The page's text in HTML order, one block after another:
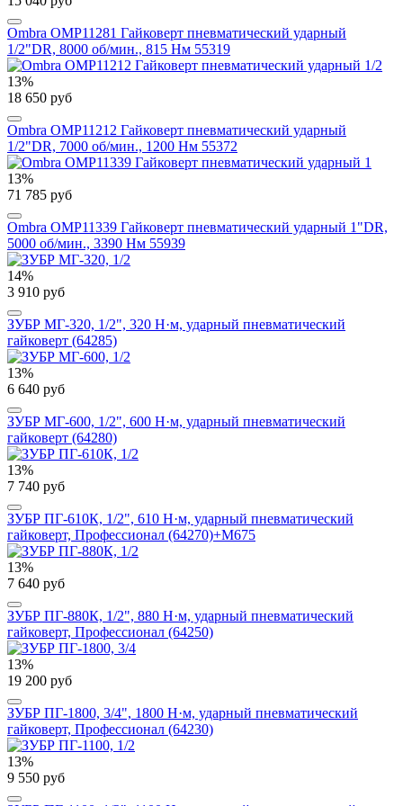
Ombra OMP11281 Гайковерт пневматический ударный
1/2"DR, 8000 об/мин., 815 Нм 55319
13%
18 650 руб
Ombra OMP11212 Гайковерт пневматический ударный
1/2"DR, 7000 об/мин., 1200 Нм 55372
13%
71 785 руб
Ombra OMP11339 Гайковерт пневматический ударный 1"DR,
5000 об/мин., 3390 Нм 55939
14%
3 910 руб
ЗУБР МГ-320, 1/2", 320 Н·м, ударный пневматический
гайковерт (64285)
13%
6 640 руб
ЗУБР МГ-600, 1/2", 600 Н·м, ударный пневматический
гайковерт (64280)
13%
7 740 руб
ЗУБР ПГ-610К, 1/2", 610 Н·м, ударный пневматический
гайковерт, Профессионал (64270)+M675
13%
7 640 руб
ЗУБР ПГ-880К, 1/2", 880 Н·м, ударный пневматический
гайковерт, Профессионал (64250)
13%
19 200 руб
ЗУБР ПГ-1800, 3/4", 1800 Н·м, ударный пневматический
гайковерт, Профессионал (64230)
13%
9 550 руб